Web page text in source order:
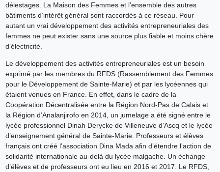
délestages. La Maison des Femmes et l’ensemble des autres
bâtiments d’intérêt général sont raccordés à ce réseau. Pour
autant un vrai développement des activités entrepreneuriales des
femmes ne peut exister sans une source plus fiable et moins chère
d’électricité.
Le développement des activités entrepreneuriales est un besoin
exprimé par les membres du RFDS (Rassemblement des Femmes
pour le Développement de Sainte-Marie) et par les lycéennes qui
étaient venues en France. En effet, dans le cadre de la
Coopération Décentralisée entre la Région Nord-Pas de Calais et
la Région d’Analanjirofo en 2014, un jumelage a été signé entre le
lycée professionnel Dinah Derycke de Villeneuve d’Ascq et le lycée
d’enseignement général de Sainte-Marie. Professeurs et élèves
français ont créé l’association Dina Mada afin d’étendre l’action de
solidarité internationale au-delà du lycée malgache. Un échange
d’élèves et de professeurs ont eu lieu en 2016 et 2017. Le RFDS,